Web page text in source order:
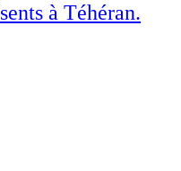
à Téhéran.